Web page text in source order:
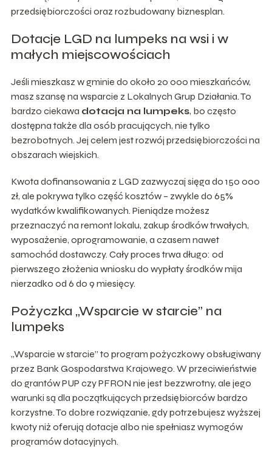
przedsiębiorczości oraz rozbudowany biznesplan.
Dotacje LGD na lumpeks na wsi i w
małych miejscowościach
Jeśli mieszkasz w gminie do około 20 000 mieszkańców,
masz szansę na wsparcie z Lokalnych Grup Działania. To
bardzo ciekawa dotacja na lumpeks, bo często
dostępna także dla osób pracujących, nie tylko
bezrobotnych. Jej celem jest rozwój przedsiębiorczości na
obszarach wiejskich.
Kwota dofinansowania z LGD zazwyczaj sięga do 150 000
zł, ale pokrywa tylko część kosztów – zwykle do 65%
wydatków kwalifikowanych. Pieniądze możesz
przeznaczyć na remont lokalu, zakup środków trwałych,
wyposażenie, oprogramowanie, a czasem nawet
samochód dostawczy. Cały proces trwa długo: od
pierwszego złożenia wniosku do wypłaty środków mija
nierzadko od 6 do 9 miesięcy.
Pożyczka „Wsparcie w starcie” na
lumpeks
„Wsparcie w starcie” to program pożyczkowy obsługiwany
przez Bank Gospodarstwa Krajowego. W przeciwieństwie
do grantów PUP czy PFRON nie jest bezzwrotny, ale jego
warunki są dla początkujących przedsiębiorców bardzo
korzystne. To dobre rozwiązanie, gdy potrzebujesz wyższej
kwoty niż oferują dotacje albo nie spełniasz wymogów
programów dotacyjnych.